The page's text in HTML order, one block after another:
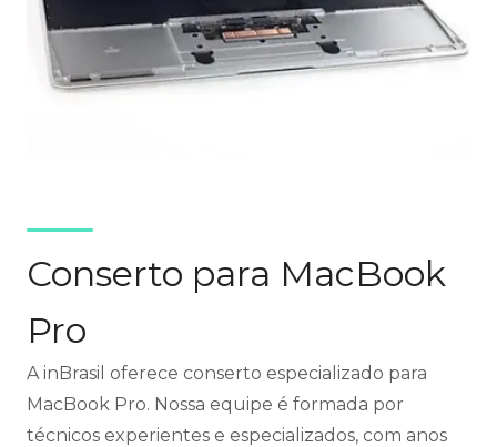
Conserto para MacBook
Pro
A inBrasil oferece conserto especializado para
MacBook Pro. Nossa equipe é formada por
técnicos experientes e especializados, com anos